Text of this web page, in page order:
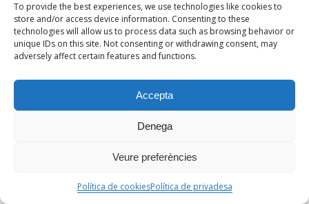
To provide the best experiences, we use technologies like cookies to
store and/or access device information. Consenting to these
technologies will allow us to process data such as browsing behavior or
unique IDs on this site. Not consenting or withdrawing consent, may
adversely affect certain features and functions.
Accepta
Denega
Veure preferències
Política de cookiesPolítica de privadesa
Sí. Vicent Molés mos deia això, que ací havíeu invertit molt
en la percussió, no?
Sí, sí.
bogeria. I això és cosa teua?
A vore, un poc. Però ja te dic que sempre tinc el recolzament
darrere. Perquè jo puc demanar: compreu-me unes
costen 6.000 euros. I entonces, jo a lo millor puc anar a la
sopar de Santa Cecília que mos costa 3.000, i tenim que fer no